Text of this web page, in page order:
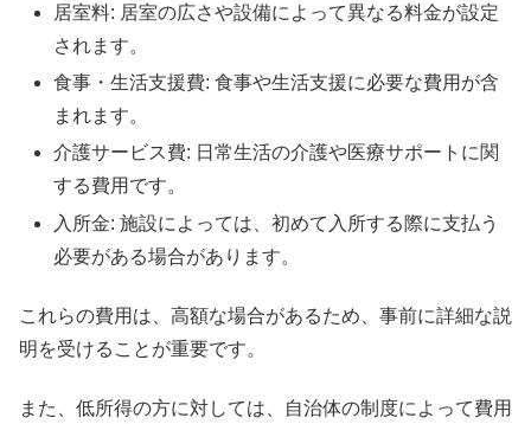
居室料: 居室の広さや設備によって異なる料金が設定
されます。
食事・生活支援費: 食事や生活支援に必要な費用が含
まれます。
介護サービス費: 日常生活の介護や医療サポートに関
する費用です。
入所金: 施設によっては、初めて入所する際に支払う
必要がある場合があります。
これらの費用は、高額な場合があるため、事前に詳細な説
明を受けることが重要です。
また、低所得の方に対しては、自治体の制度によって費用